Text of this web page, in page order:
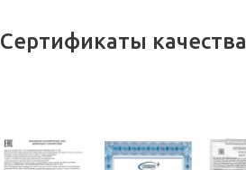
Сертификаты качества